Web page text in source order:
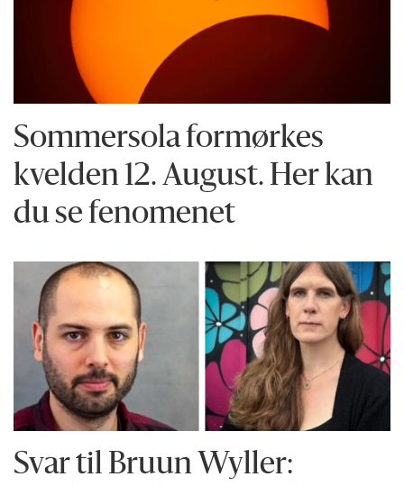
Sommersola formørkes
kvelden 12. August. Her kan
du se fenomenet
Svar til Bruun Wyller: